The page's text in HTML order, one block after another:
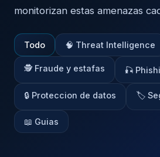
monitorizan estas amenazas
Todo 🧠 Threat Intelligence
🕵️ Fraude y estafas 🎣
🔒 Proteccion de datos 🏷️
📖 Guias